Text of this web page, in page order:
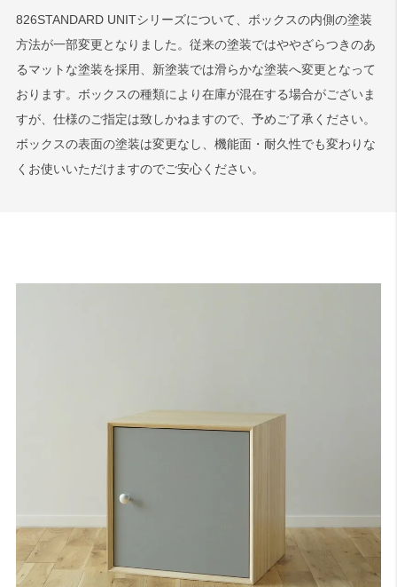
826STANDARD UNITシリーズについて、ボックスの内側の塗装
方法が一部変更となりました。従来の塗装ではややざらつきのあ
るマットな塗装を採用、新塗装では滑らかな塗装へ変更となって
おります。ボックスの種類により在庫が混在する場合がございま
すが、仕様のご指定は致しかねますので、予めご了承ください。
ボックスの表面の塗装は変更なし、機能面・耐久性でも変わりな
くお使いいただけますのでご安心ください。